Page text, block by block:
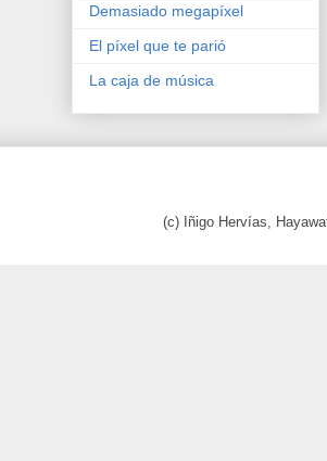
Demasiado megapíxel
El píxel que te parió
La caja de música
(c) Iñigo Hervías,